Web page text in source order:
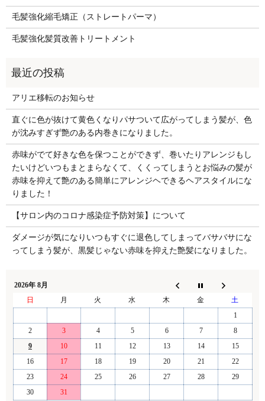
毛髪強化縮毛矯正（ストレートパーマ）
毛髪強化髪質改善トリートメント
アリエ移転のお知らせ
直ぐに色が抜けて黄色くなりパサついて広がってしまう髪が、色
が沈みすぎず艶のある内巻きになりました。
赤味がでて好きな色を保つことができず、巻いたりアレンジもし
たいけどいつもまとまらなくて、くくってしまうとお悩みの髪が
赤味を抑えて艶のある簡単にアレンジヘできるヘアスタイルにな
りました！
【サロン内のコロナ感染症予防対策】について
ダメージが気になりいつもすぐに退色してしまってバサバサにな
ってしまう髪が、黒髪じゃない赤味を抑えた艶髪になりました。
2026年 8月
日
月 火 水 木 金
土
1
2
3 4 5 6 7
8
9
10 11 12 13 14
15
16
17 18 19 20 21
22
23
24 25 26 27 28
29
30
31